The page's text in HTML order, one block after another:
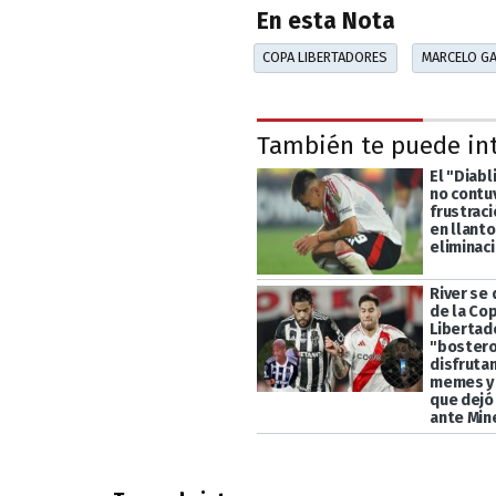
En esta Nota
COPA LIBERTADORES MARCELO
También te puede
El
no
en
River se
de la
memes
que
ante